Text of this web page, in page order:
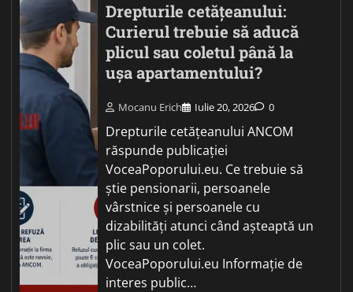
Drepturile cetățeanului:
Curierul trebuie să aducă
plicul sau coletul până la
ușa apartamentului?
Mocanu Erich Iulie 20, 2026 0
Drepturile cetățeanului ANCOM
răspunde publicației
VoceaPoporului.eu. Ce trebuie să
știe pensionarii, persoanele
vârstnice și persoanele cu
dizabilități atunci când așteaptă un
plic sau un colet.
VoceaPoporului.eu Informație de
interes public…